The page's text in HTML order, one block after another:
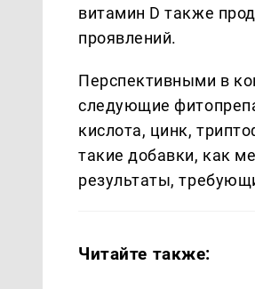
витамин D также
проявлений.
Перспективными в
следующие
кислота, цинк,
такие добавки, как
результаты,
Читайте также: